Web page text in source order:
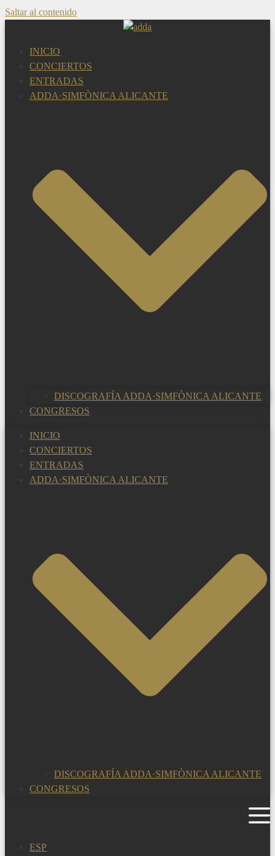
Saltar al contenido
INICIO
CONCIERTOS
ENTRADAS
ADDA·SIMFÒNICA ALICANTE
DISCOGRAFÍA ADDA·SIMFÒNICA ALICANTE
CONGRESOS
INICIO
CONCIERTOS
ENTRADAS
ADDA·SIMFÒNICA ALICANTE
DISCOGRAFÍA ADDA·SIMFÒNICA ALICANTE
CONGRESOS
ESP